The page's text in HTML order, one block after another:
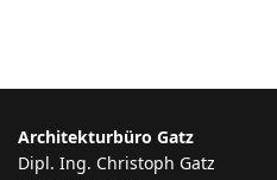
Architekturbüro Gatz
Dipl. Ing. Christoph Gatz